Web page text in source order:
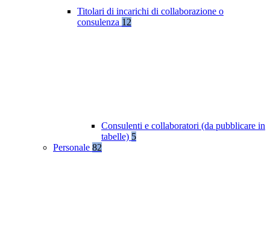
Titolari di incarichi di collaborazione o
consulenza 12
Consulenti e collaboratori (da pubblicare in
tabelle) 5
Personale 82